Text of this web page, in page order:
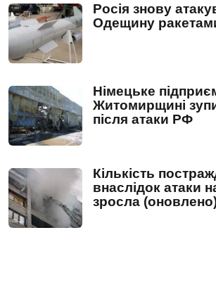
Росія знову
Одещину
Німецьке
Житомирщині
після атаки РФ
Кількість
внаслідок атаки
зросла